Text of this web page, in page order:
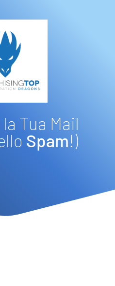
Tua Mail
Spam!)